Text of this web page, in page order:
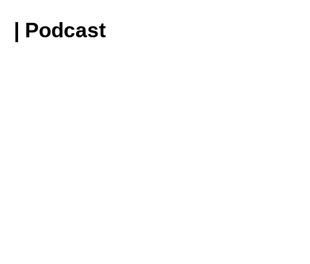
| Podcast